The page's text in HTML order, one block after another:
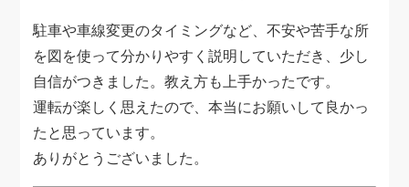
駐車や車線変更のタイミングなど、不安や苦手な所
を図を使って分かりやすく説明していただき、少し
自信がつきました。教え方も上手かったです。
運転が楽しく思えたので、本当にお願いして良かっ
たと思っています。
ありがとうございました。